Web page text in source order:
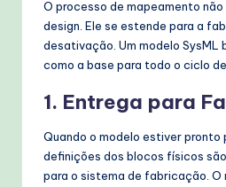
O processo de mapeamento
design. Ele se estende para a
desativação. Um modelo SysML
como a base para todo o ciclo de
1. Entrega para
Quando o modelo estiver pronto
definições dos blocos físicos
para o sistema de fabricação. O